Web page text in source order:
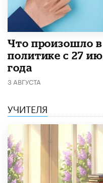
​Что произошло в
политике с 27
года
3 АВГУСТА
УЧИТЕЛЯ